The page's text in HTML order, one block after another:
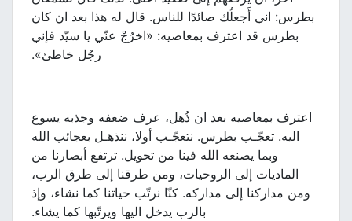
بطرس: اني أَجعلُك صائدًا للناس. قال له هذا بعد ان كان
بطرس قد اعترف بمعاصيه: «اخرُجْ عنّي يا سيّد فإني
رجُل خاطئ».
اعترف بمعاصيه بعد ان ذُهل، عرف ضعفه وجذبه يسوع
اليه. تعجّـب بطرس. نتعجّـب أولا، ننذهـل بعجائب الله
وبما يصنعه الله فينا من تحويل. ترتفع أبصارنا من
الماديات إلى الروحيات، ومن طرقنا إلى طرق الرب،
ومن مداركنا إلى مداركه. كنّا نرتّب حياتنا كما نشاء، وإذ
بالرب يدخل اليها ويرتّبها كما يشاء.